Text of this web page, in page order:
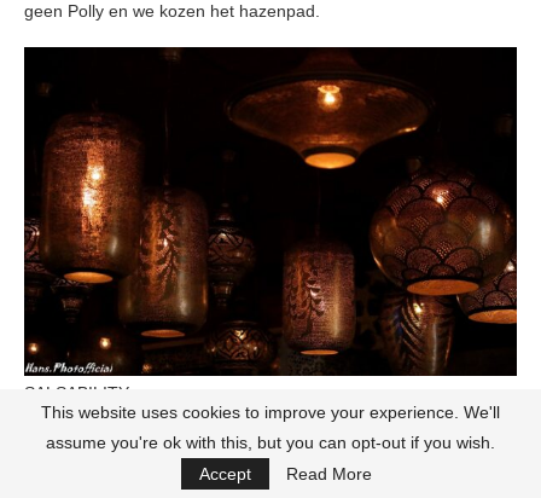
geen Polly en we kozen het hazenpad.
SALSABILITY
This website uses cookies to improve your experience. We'll
assume you're ok with this, but you can opt-out if you wish.
Accept
Read More